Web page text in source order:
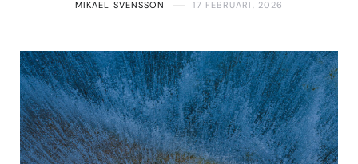
MIKAEL SVENSSON 17 FEBRUARI, 2026